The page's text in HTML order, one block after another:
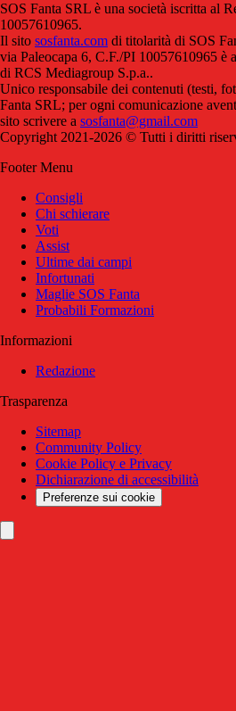
SOS Fanta SRL è una società iscritta al
10057610965.
Il sito sosfanta.com di titolarità di SOS
via Paleocapa 6, C.F./PI 10057610965 è
di RCS Mediagroup S.p.a..
Unico responsabile dei contenuti (testi,
Fanta SRL; per ogni comunicazione
sito scrivere a sosfanta@gmail.com
Copyright 2021-2026 © Tutti i diritti
Footer Menu
Consigli
Chi schierare
Voti
Assist
Ultime dai campi
Infortunati
Maglie SOS Fanta
Probabili Formazioni
Informazioni
Redazione
Trasparenza
Sitemap
Community Policy
Cookie Policy e Privacy
Dichiarazione di accessibilità
Preferenze sui cookie